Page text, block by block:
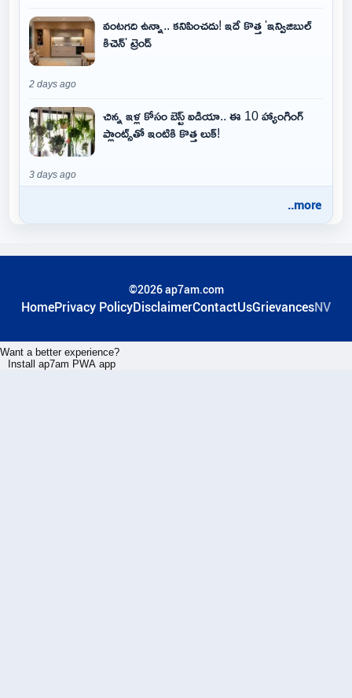
వంటగది ఉన్నా.. కనిపించదు! ఇదే కొత్త 'ఇన్విజిబుల్
కిచెన్' ట్రెండ్
2 days ago
చిన్న ఇళ్ల కోసం బెస్ట్ ఐడియా.. ఈ 10 హ్యాంగింగ్
ప్లాంట్స్‌తో ఇంటికి కొత్త లుక్!
3 days ago
..more
©2026 ap7am.com
HomePrivacy PolicyDisclaimerContactUsGrievancesNV
Want a better experience?
Install ap7am PWA app